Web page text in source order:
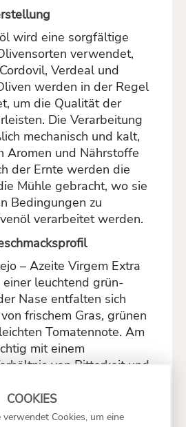
wird eine sorgfältige
verwendet,
Verdeal und
werden in der Regel
um die Qualität der
Die Verarbeitung
mechanisch und kalt,
Aromen und Nährstoffe
der Ernte werden die
Mühle gebracht, wo sie
Bedingungen zu
verarbeitet werden.
– Azeite Virgem Extra
leuchtend grün-
Nase entfalten sich
frischem Gras, grünen
Tomatennote. Am
mit einem
von Bitterkeit und
ist lang und
angenehmen Frische,
verwendet Cookies, um eine